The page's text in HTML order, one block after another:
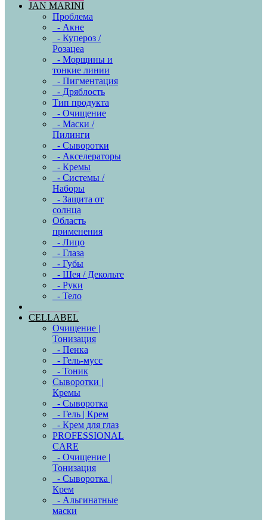
JAN MARINI
Проблема
- Акне
- Купероз /
Розацеа
- Морщины и
тонкие линии
- Пигментация
- Дряблость
Тип продукта
- Очищение
- Маски /
Пилинги
- Сыворотки
- Акселераторы
- Кремы
- Системы /
Наборы
- Защита от
солнца
Область
применения
- Лицо
- Глаза
- Губы
- Шея / Декольте
- Руки
- Тело
CELLABEL
Очищение |
Тонизация
- Пенка
- Гель-мусс
- Тоник
Сыворотки |
Кремы
- Сыворотка
- Гель | Крем
- Крем для глаз
PROFESSIONAL
CARE
- Очищение |
Тонизация
- Сыворотка |
Крем
- Альгинатные
маски